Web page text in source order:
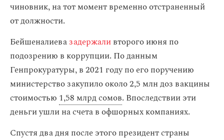
чиновник, на тот момент временно отстраненный
от должности.
Бейшеналиевазадержаливторого июня по
подозрению в коррупции. По данным
Генпрокуратуры, в 2021 году по его поручению
министерство закупило около 2,5 млн доз вакцины
стоимостью 1,58 млрд сомов. Впоследствии эти
деньги ушли на счета в офшорных компаниях.
Спустя два дня после этого президент страны